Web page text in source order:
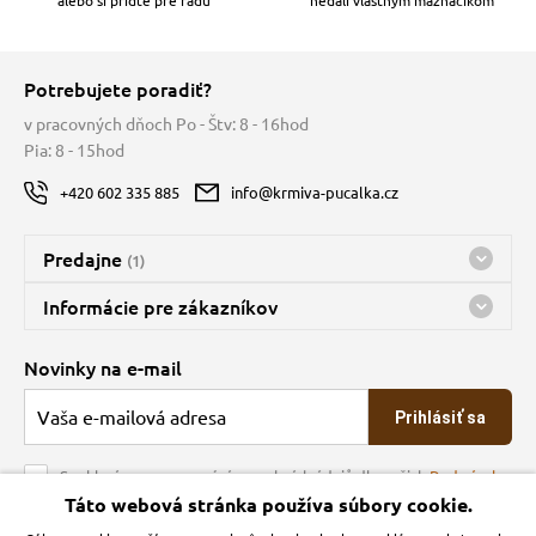
Potrebujete poradiť?
v pracovných dňoch Po - Štv: 8 - 16hod
Pia: 8 - 15hod
+420 602 335 885 info@krmiva-pucalka.cz
Predajne (1)
Predajňa a sklad Kbely
Bohužiaľ, momentálne máme zatvorené
Informácie pre zákazníkov
O spoločnosti
Veľkoobchod
Obchodné podmienky
Kontakt
Novinky na e-mail
Prihlásiť sa
Souhlasím se zpracováním osobních údajů dle našichPodmínek
ochrany osobních údajů
Táto webová stránka používa súbory cookie.